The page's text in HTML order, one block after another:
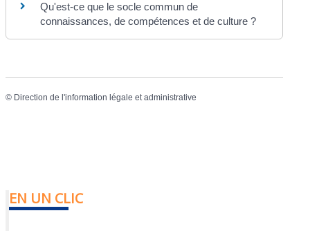
Qu'est-ce que le socle commun de
connaissances, de compétences et de culture ?
© Direction de l'information légale et administrative
EN UN CLIC